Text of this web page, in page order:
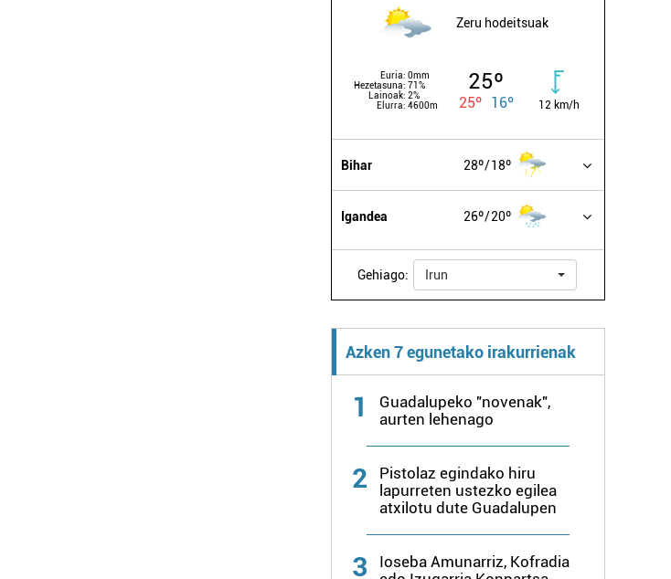
Zeru hodeitsuak
Euria: 0mm
Hezetasuna: 71%
Lainoak: 2%
Elurra: 4600m
25º
25º 16º 12 km/h
Bihar 28º 18º
Igandea 26º 20º
Gehiago: Irun
Azken 7 egunetako irakurrienak
1
Guadalupeko "novenak",
aurten lehenago
2
Pistolaz egindako hiru
lapurreten ustezko egilea
atxilotu dute Guadalupen
3
Ioseba Amunarriz, Kofradia